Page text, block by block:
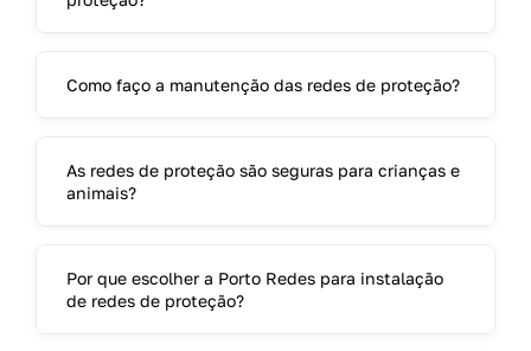
Como faço a manutenção das redes de proteção?
As redes de proteção são seguras para crianças e
animais?
Por que escolher a Porto Redes para instalação
de redes de proteção?